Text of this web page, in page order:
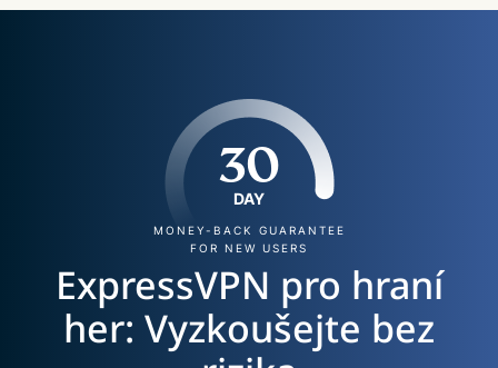
30
DAY
MONEY-BACK GUARANTEE
FOR NEW USERS
ExpressVPN pro hraní
her: Vyzkoušejte bez